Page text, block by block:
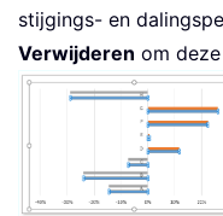
stijgings- en
Verwijderen om